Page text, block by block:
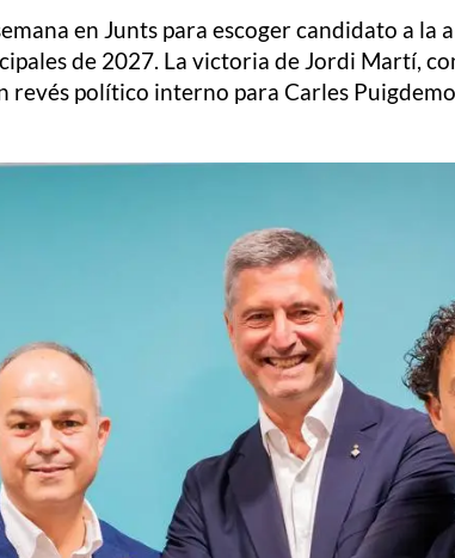
en Junts para escoger candidato a
de 2027. La victoria de Jordi Martí,
político interno para Carles